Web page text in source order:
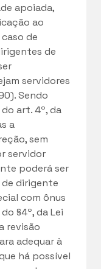
apoiada,
ao
de
de
servidores
Sendo
art. 4º, da
a
sem
servidor
poderá ser
de dirigente
com ônus
§4º, da Lei
revisão
adequar à
há possível